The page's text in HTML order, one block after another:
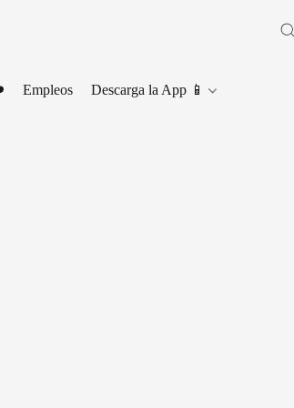
Empleos Descarga la App 📱